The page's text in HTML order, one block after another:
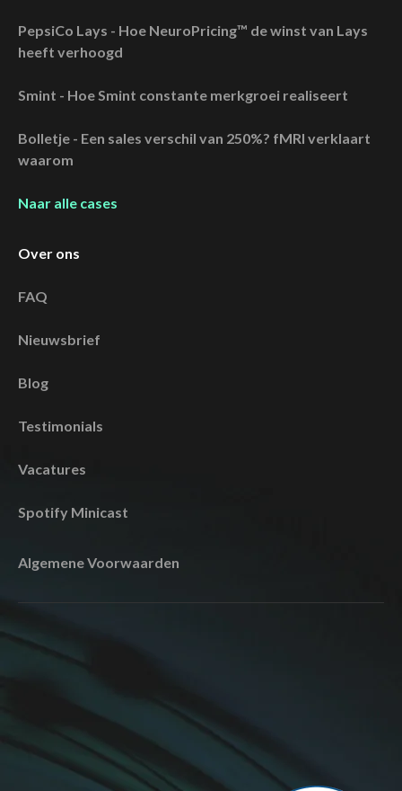
PepsiCo Lays - Hoe NeuroPricing™ de winst van Lays
heeft verhoogd
Smint - Hoe Smint constante merkgroei realiseert
Bolletje - Een sales verschil van 250%? fMRI verklaart
waarom
Naar alle cases
Over ons
FAQ
Nieuwsbrief
Blog
Testimonials
Vacatures
Spotify Minicast
Algemene Voorwaarden